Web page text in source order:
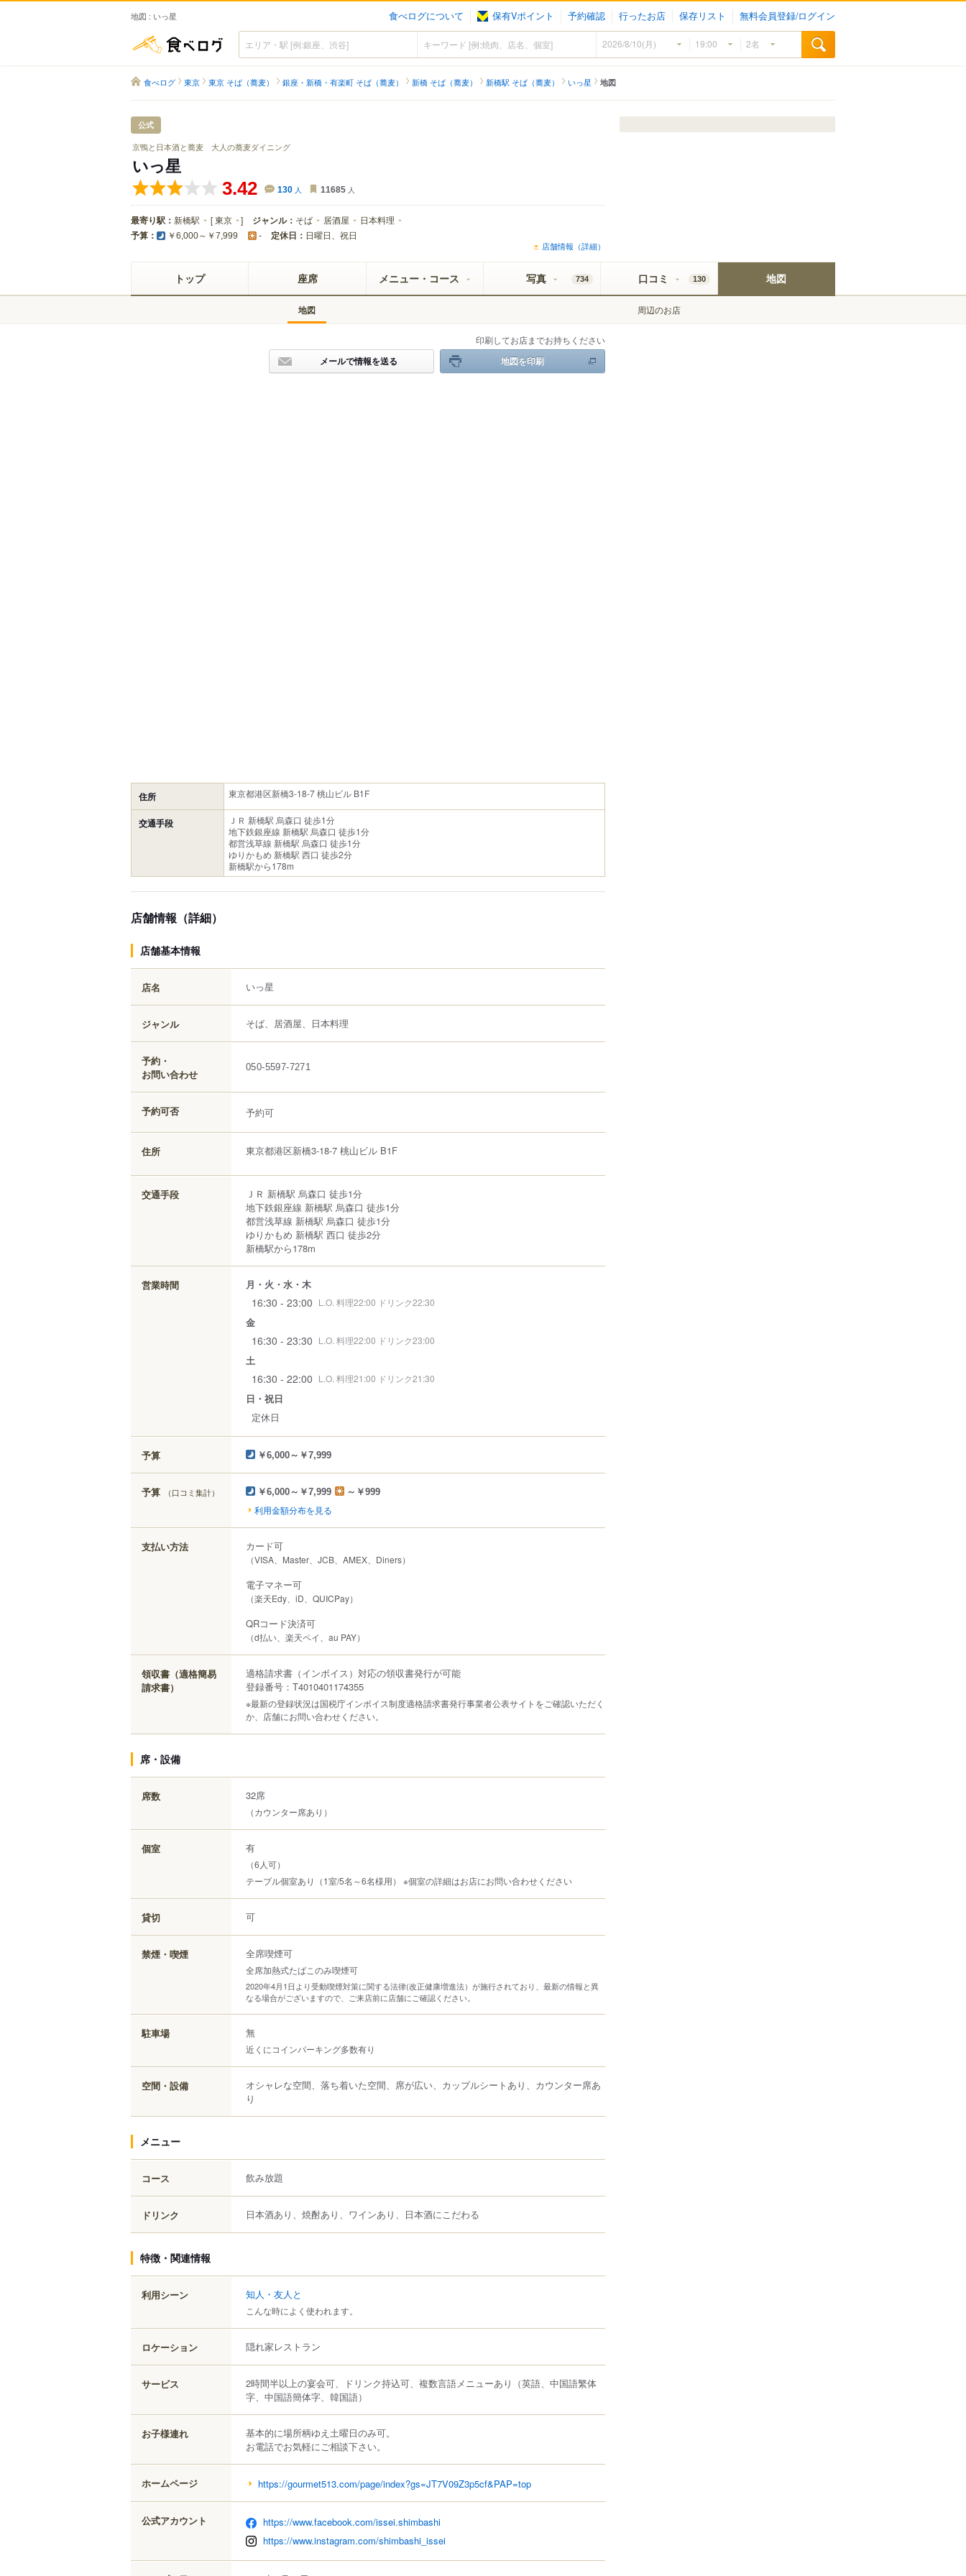
地図 : いっ星 食べログについて 保有Vポイント 予約確認 行ったお店 保存リスト 無料会員登録/ログイン
食べログ
食べログ 東京 東京 そば（蕎麦） 銀座・新橋・有楽町 そば（蕎麦） 新橋 そば（蕎麦） 新橋駅 そば（蕎麦） いっ星 地図
公式
京鴨と日本酒と蕎麦 大人の蕎麦ダイニング
いっ星
3.42 130 人 11685 人
最寄り駅： 新橋駅 [東京 ] ジャンル： そば 居酒屋 日本料理
予算： ￥6,000～￥7,999 - 定休日： 日曜日、祝日
店舗情報（詳細）
トップ 座席 メニュー・コース 写真 734 口コミ 130 地図
地図 周辺のお店
印刷してお店までお持ちください
メールで情報を送る 地図を印刷
住所 東京都港区新橋3-18-7 桃山ビル B1F
交通手段
ＪＲ 新橋駅 烏森口 徒歩1分
地下鉄銀座線 新橋駅 烏森口 徒歩1分
都営浅草線 新橋駅 烏森口 徒歩1分
ゆりかもめ 新橋駅 西口 徒歩2分
新橋駅から178m
店舗情報（詳細）
店舗基本情報
店名 いっ星
ジャンル そば、居酒屋、日本料理
予約・
お問い合わせ
050-5597-7271
予約可否 予約可
住所 東京都港区新橋3-18-7 桃山ビル B1F
交通手段
ＪＲ 新橋駅 烏森口 徒歩1分
地下鉄銀座線 新橋駅 烏森口 徒歩1分
都営浅草線 新橋駅 烏森口 徒歩1分
ゆりかもめ 新橋駅 西口 徒歩2分
新橋駅から178m
営業時間 月・火・水・木
16:30 - 23:00 L.O. 料理22:00 ドリンク22:30
金
16:30 - 23:30 L.O. 料理22:00 ドリンク23:00
土
16:30 - 22:00 L.O. 料理21:00 ドリンク21:30
日・祝日
定休日
予算 ￥6,000～￥7,999
予算 （口コミ集計） ￥6,000～￥7,999 ～￥999
利用金額分布を見る
支払い方法 カード可
（VISA、Master、JCB、AMEX、Diners）
電子マネー可
（楽天Edy、iD、QUICPay）
QRコード決済可
（d払い、楽天ペイ、au PAY）
領収書（適格簡易
請求書）
適格請求書（インボイス）対応の領収書発行が可能
登録番号：T4010401174355
※最新の登録状況は国税庁インボイス制度適格請求書発行事業者公表サイトをご確認いただく
か、店舗にお問い合わせください。
席・設備
席数 32席
（カウンター席あり）
個室 有
（6人可）
テーブル個室あり（1室/5名～6名様用） ※個室の詳細はお店にお問い合わせください
貸切 可
禁煙・喫煙 全席喫煙可
全席加熱式たばこのみ喫煙可
2020年4月1日より受動喫煙対策に関する法律(改正健康増進法）が施行されており、最新の情報と異
なる場合がございますので、ご来店前に店舗にご確認ください。
駐車場 無
近くにコインパーキング多数有り
空間・設備
オシャレな空間、落ち着いた空間、席が広い、カップルシートあり、カウンター席あ
り
メニュー
コース 飲み放題
ドリンク 日本酒あり、焼酎あり、ワインあり、日本酒にこだわる
特徴・関連情報
利用シーン 知人・友人と
こんな時によく使われます。
ロケーション 隠れ家レストラン
サービス
2時間半以上の宴会可、ドリンク持込可、複数言語メニューあり（英語、中国語繁体
字、中国語簡体字、韓国語）
お子様連れ
基本的に場所柄ゆえ土曜日のみ可。
お電話でお気軽にご相談下さい。
ホームページ https://gourmet513.com/page/index?gs=JT7V09Z3p5cf&PAP=top
公式アカウント
https://www.facebook.com/issei.shimbashi
https://www.instagram.com/shimbashi_issei